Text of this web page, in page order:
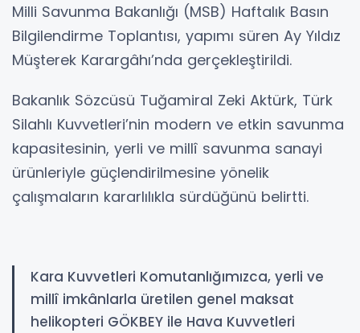
Milli Savunma Bakanlığı (MSB) Haftalık Basın
Bilgilendirme Toplantısı, yapımı süren Ay Yıldız
Müşterek Karargâhı’nda gerçekleştirildi.
Bakanlık Sözcüsü Tuğamiral Zeki Aktürk, Türk
Silahlı Kuvvetleri’nin modern ve etkin savunma
kapasitesinin, yerli ve millî savunma sanayi
ürünleriyle güçlendirilmesine yönelik
çalışmaların kararlılıkla sürdüğünü belirtti.
Kara Kuvvetleri Komutanlığımızca, yerli ve
millî imkânlarla üretilen genel maksat
helikopteri GÖKBEY ile Hava Kuvvetleri